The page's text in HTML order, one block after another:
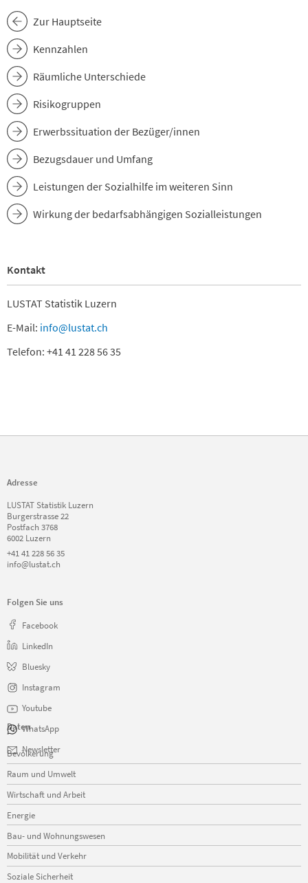
Zur Hauptseite
Kennzahlen
Räumliche Unterschiede
Risikogruppen
Erwerbssituation der Bezüger/innen
Bezugsdauer und Umfang
Leistungen der Sozialhilfe im weiteren Sinn
Wirkung der bedarfsabhängigen Sozialleistungen
Kontakt
LUSTAT Statistik Luzern
E-Mail: info@lustat.ch
Telefon: +41 41 228 56 35
Adresse
LUSTAT Statistik Luzern
Burgerstrasse 22
Postfach 3768
6002 Luzern
+41 41 228 56 35
info@lustat.ch
Folgen Sie uns
Facebook
LinkedIn
Bluesky
Instagram
Youtube
WhatsApp
Newsletter
Daten
Navigation
überspringen
Bevölkerung
Raum und Umwelt
Wirtschaft und Arbeit
Energie
Bau- und Wohnungswesen
Mobilität und Verkehr
Soziale Sicherheit